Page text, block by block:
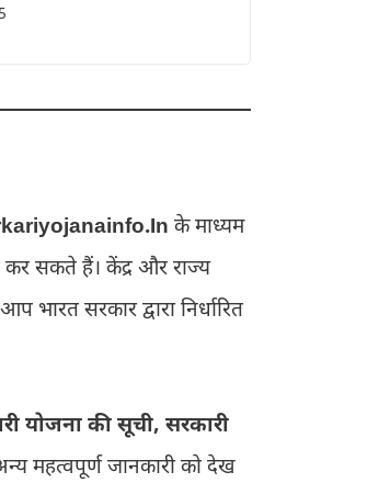
के माध्यम
कर सकते हैं। केंद्र और राज्य
सरकार द्वारा निर्धारित
योजना की सूची, सरकारी
महत्वपूर्ण जानकारी को देख